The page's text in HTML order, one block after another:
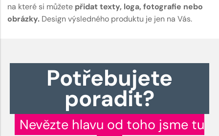
na které si můžete přidat texty, loga, fotografie nebo
obrázky. Design výsledného produktu je jen na Vás.
Potřebujete
poradit?
Nevězte hlavu od toho jsme tu